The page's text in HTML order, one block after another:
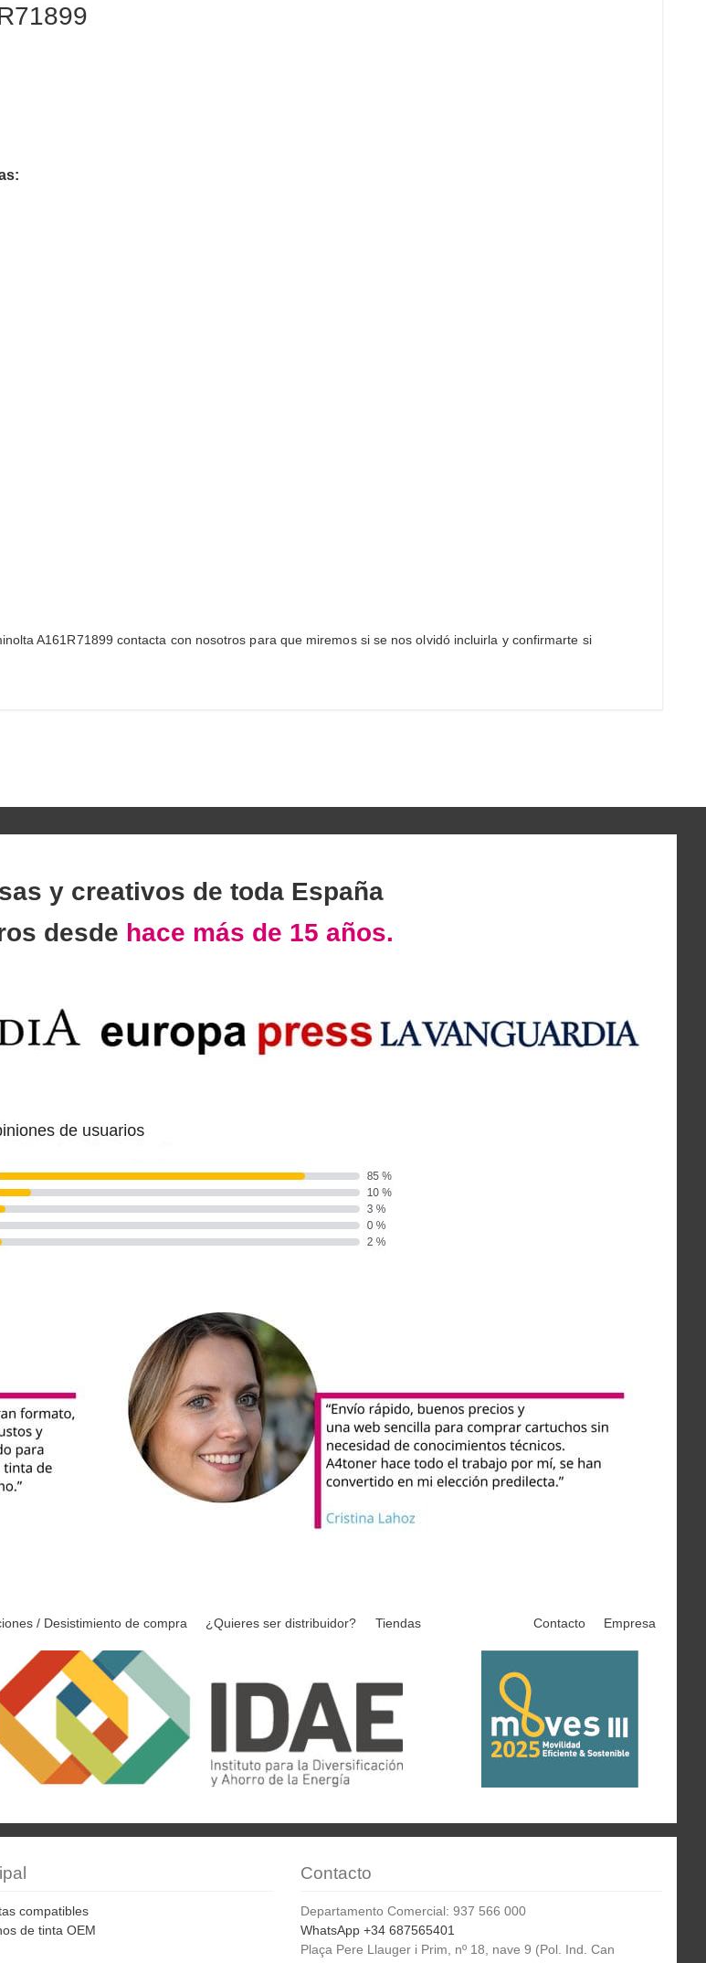
A161R71899 contacta con nosotros para que miremos si se nos olvidó incluirla y confirmarte si
y creativos de toda España
desde hace más de 15 años.
/ Desistimiento de compra ¿Quieres ser distribuidor? Tiendas Contacto Empresa
compatibles
de tinta OEM
Contacto
Departamento Comercial: 937 566 000
WhatsApp +34 687565401
Plaça Pere Llauger i Prim, nº 18, nave 9 (Pol. Ind. Can